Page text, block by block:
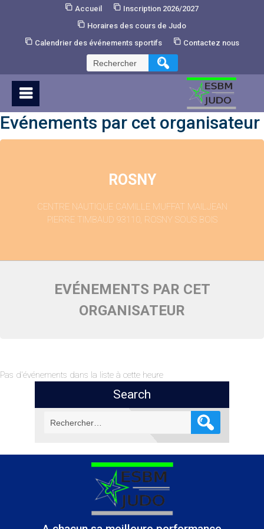
Accueil
Inscription 2026/2027
Horaires des cours de Judo
Calendrier des événements sportifs
Contactez nous
Rechercher :
Evénements par cet organisateur
ROSNY
CENTRE NAUTIQUE CAMILLE MUFFAT MAILJEAN
PIERRE TIMBAUD 93110, ROSNY SOUS BOIS
EVÉNEMENTS PAR CET
ORGANISATEUR
Pas d'événements dans la liste à cette heure
Search